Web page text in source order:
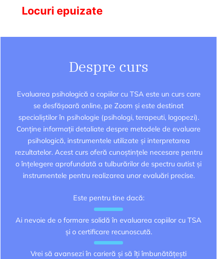
Locuri epuizate
Despre curs
Evaluarea psihologică a copiilor cu TSA este un curs care
se desfășoară online, pe Zoom și este destinat
specialiștilor în psihologie (psihologi, terapeuti, logopezi).
Conține informații detaliate despre metodele de evaluare
psihologică, instrumentele utilizate și interpretarea
rezultatelor. Acest curs oferă cunoștințele necesare pentru
o înțelegere aprofundată a tulburărilor de spectru autist și
instrumentele pentru realizarea unor evaluări precise.
Este pentru tine dacă:
Ai nevoie de o formare solidă în evaluarea copiilor cu TSA
și o certificare recunoscută.
Vrei să avansezi în carieră și să îți îmbunătățești